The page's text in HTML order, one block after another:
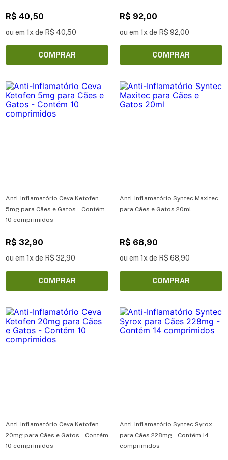
R$ 40,50
ou em 1x de R$ 40,50
COMPRAR
R$ 92,00
ou em 1x de R$ 92,00
COMPRAR
Anti-Inflamatório Ceva Ketofen
5mg para Cães e Gatos - Contém
10 comprimidos
R$ 32,90
ou em 1x de R$ 32,90
COMPRAR
Anti-Inflamatório Syntec Maxitec
para Cães e Gatos 20ml
R$ 68,90
ou em 1x de R$ 68,90
COMPRAR
Anti-Inflamatório Ceva Ketofen
20mg para Cães e Gatos - Contém
10 comprimidos
Anti-Inflamatório Syntec Syrox
para Cães 228mg - Contém 14
comprimidos